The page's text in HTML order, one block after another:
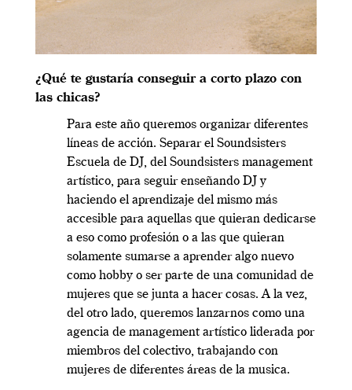
¿Qué te gustaría conseguir a corto plazo con
las chicas?
Para este año queremos organizar diferentes
líneas de acción. Separar el Soundsisters
Escuela de DJ, del Soundsisters management
artístico, para seguir enseñando DJ y
haciendo el aprendizaje del mismo más
accesible para aquellas que quieran dedicarse
a eso como profesión o a las que quieran
solamente sumarse a aprender algo nuevo
como hobby o ser parte de una comunidad de
mujeres que se junta a hacer cosas. A la vez,
del otro lado, queremos lanzarnos como una
agencia de management artístico liderada por
miembros del colectivo, trabajando con
mujeres de diferentes áreas de la musica.